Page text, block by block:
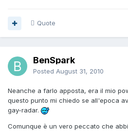
Quote
BenSpark
Posted August 31, 2010
Neanche a farlo apposta, era il mio
questo punto mi chiedo se all'epoca
gay-radar.
Comunque è un vero peccato che